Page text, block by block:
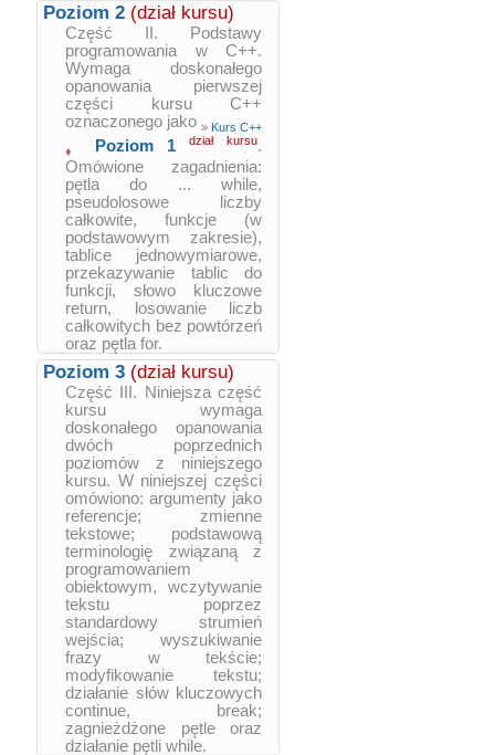
Poziom 2 (dział kursu)
Część II. Podstawy
programowania w C++.
Wymaga doskonałego
opanowania pierwszej
części kursu C++
oznaczonego jako » Kurs C++
♦
Poziom 1 dział kursu.
Omówione zagadnienia:
pętla do ... while,
pseudolosowe liczby
całkowite, funkcje (w
podstawowym zakresie),
tablice jednowymiarowe,
przekazywanie tablic do
funkcji, słowo kluczowe
return, losowanie liczb
całkowitych bez powtórzeń
oraz pętla for.
Poziom 3 (dział kursu)
Część III. Niniejsza część
kursu wymaga
doskonałego opanowania
dwóch poprzednich
poziomów z niniejszego
kursu. W niniejszej części
omówiono: argumenty jako
referencje; zmienne
tekstowe; podstawową
terminologię związaną z
programowaniem
obiektowym, wczytywanie
tekstu poprzez
standardowy strumień
wejścia; wyszukiwanie
frazy w tekście;
modyfikowanie tekstu;
działanie słów kluczowych
continue, break;
zagnieżdżone pętle oraz
działanie pętli while.